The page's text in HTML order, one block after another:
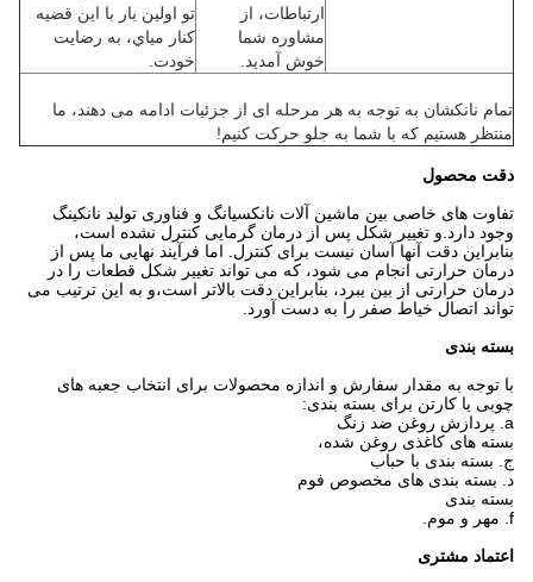
ارتباطات، از
مشاوره شما
خوش آمديد.
تو اولين بار با اين قضيه
کنار مياي، به رضایت
خودت.
تمام نانکشان به توجه به هر مرحله ای از جزئیات ادامه می دهند، ما
منتظر هستیم که با شما به جلو حرکت کنیم!
دقت محصول
تفاوت های خاصی بین ماشین آلات نانکسیانگ و فناوری تولید نانکینگ
وجود دارد.و تغییر شکل پس از درمان گرمایی کنترل نشده است،
بنابراین دقت آنها آسان نیست برای کنترل. اما فرآیند نهایی ما پس از
درمان حرارتی انجام می شود، که می تواند تغییر شکل قطعات را در
درمان حرارتی از بین ببرد، بنابراین دقت بالاتر است،و به این ترتیب می
تواند اتصال خیاط صفر را به دست آورد.
بسته بندی
با توجه به مقدار سفارش و اندازه محصولات برای انتخاب جعبه های
چوبی یا کارتن برای بسته بندی:
a. پردازش روغن ضد زنگ
بسته های کاغذی روغن شده،
ج. بسته بندی با حباب
د. بسته بندی های مخصوص فوم
بسته بندی
f. مهر و موم.
اعتماد مشتری